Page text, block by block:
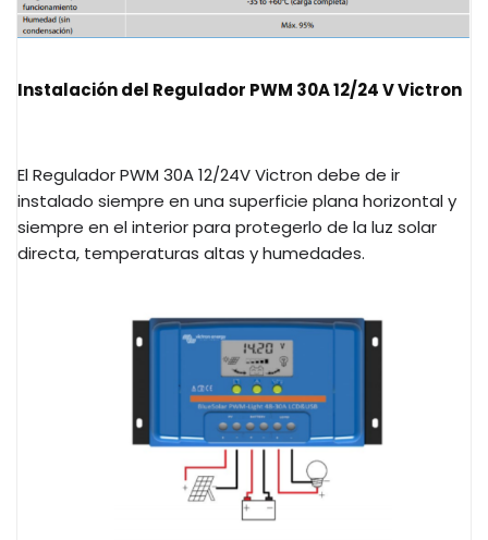
Instalación del Regulador PWM 30A 12/24 V Victron
El Regulador PWM 30A 12/24V Victron debe de ir
instalado siempre en una superficie plana horizontal y
siempre en el interior para protegerlo de la luz solar
directa, temperaturas altas y humedades.